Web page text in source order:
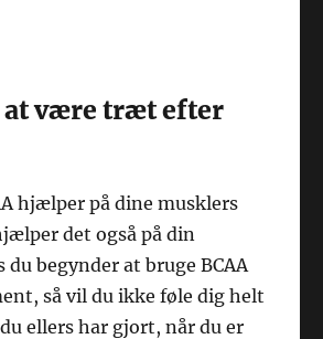
at være træt efter
hjælper på dine musklers
det også på din
begynder at bruge BCAA
så vil du ikke føle dig helt
ellers har gjort, når du er